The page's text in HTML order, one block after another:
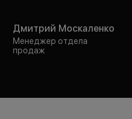
Дмитрий Москаленко
Менеджер отдела
продаж